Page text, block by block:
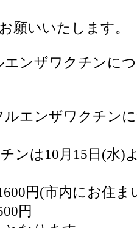
願いいたします。
ンザワクチンに
エンザワクチン
ンは10月15日(水)
円(市内にお住ま
円